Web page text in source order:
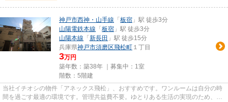
神戸市西神・山手線 「 板宿 」駅 徒歩3分
山陽電鉄本線 「 板宿 」駅 徒歩3分
山陽本線 「 新長田 」駅 徒歩15分
兵庫県神戸市須磨区飛松町 １丁目
3万円
築年数：築38年 ｜募集中： 1室
階数：5階建
当社イチオシの物件「アネックス飛松」、おすすめです。ワンルームは自分の時
間を過ごす最適の環境です。管理共益費不要。ゆとりある生活の実現のため、初